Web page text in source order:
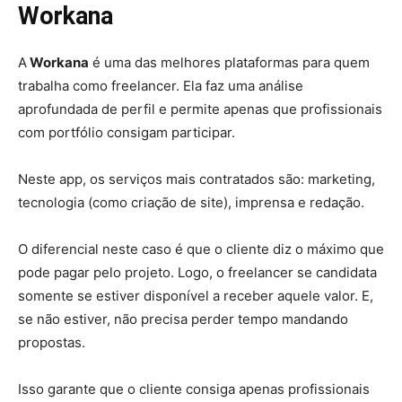
Workana
AWorkana é uma das melhores plataformas para quem
trabalha como freelancer. Ela faz uma análise
aprofundada de perfil e permite apenas que profissionais
com portfólio consigam participar.
Neste app, os serviços mais contratados são: marketing,
tecnologia (como criação de site), imprensa e redação.
O diferencial neste caso é que o cliente diz o máximo que
pode pagar pelo projeto. Logo, o freelancer se candidata
somente se estiver disponível a receber aquele valor. E,
se não estiver, não precisa perder tempo mandando
propostas.
Isso garante que o cliente consiga apenas profissionais